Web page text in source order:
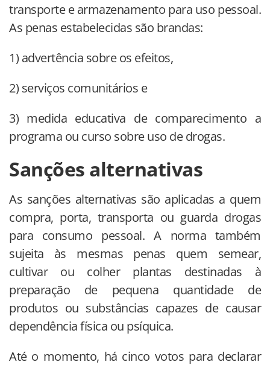
transporte e armazenamento para uso pessoal.
As penas estabelecidas são brandas:
1) advertência sobre os efeitos,
2) serviços comunitários e
3) medida educativa de comparecimento a
programa ou curso sobre uso de drogas.
Sanções alternativas
As sanções alternativas são aplicadas a quem
compra, porta, transporta ou guarda drogas
para consumo pessoal. A norma também
sujeita às mesmas penas quem semear,
cultivar ou colher plantas destinadas à
preparação de pequena quantidade de
produtos ou substâncias capazes de causar
dependência física ou psíquica.
Até o momento, há cinco votos para declarar